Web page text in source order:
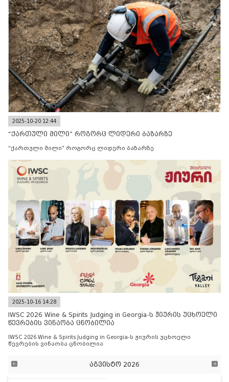
2025-10-20 12:44
“ქართული მილი” როგორც ლიდერი ბაზარზე
“ქართული მილი” როგორც ლიდერი ბაზარზე
2025-10-16 14:28
IWSC 2026 Wine & Spirits Judging in Georgia-ს ჟიურის უცხოელი
წევრების ვინაობა ცნობილია
IWSC 2026 Wine & Spirits Judging in Georgia-ს ჟიურის უცხოელი
წევრების ვინაობა ცნობილია
აგვისტო 2026